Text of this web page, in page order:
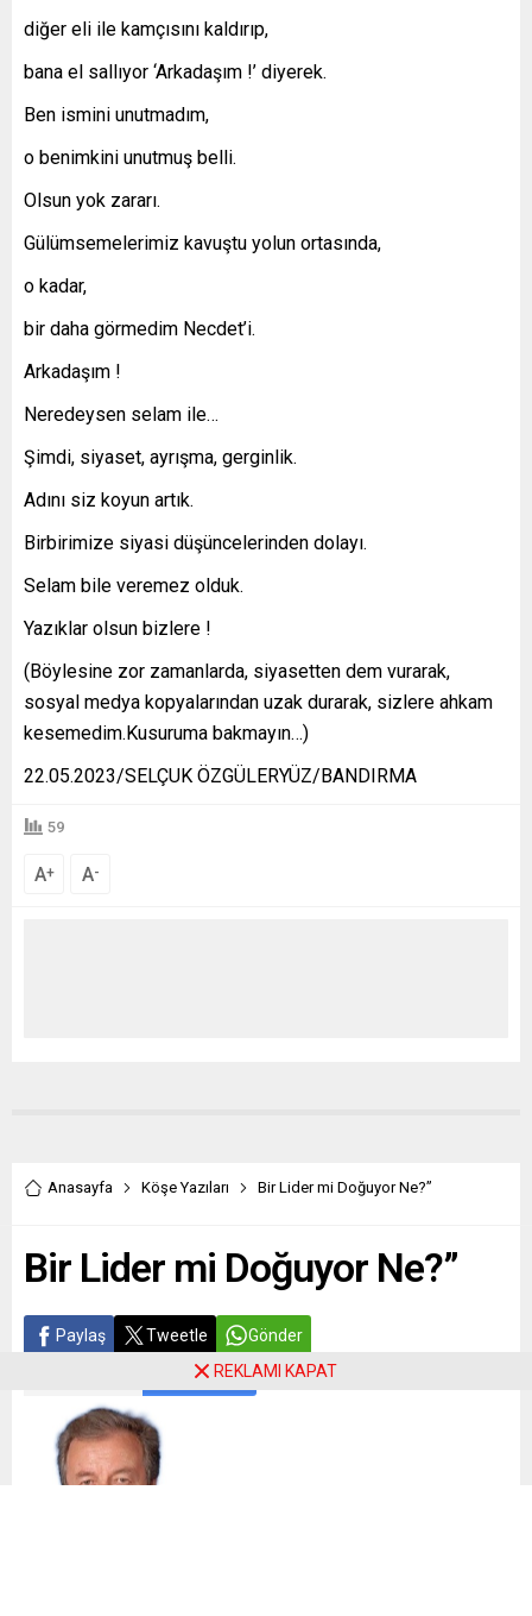
diğer eli ile kamçısını kaldırıp,
bana el sallıyor ‘Arkadaşım !’ diyerek.
Ben ismini unutmadım,
o benimkini unutmuş belli.
Olsun yok zararı.
Gülümsemelerimiz kavuştu yolun ortasında,
o kadar,
bir daha görmedim Necdet’i.
Arkadaşım !
Neredeysen selam ile…
Şimdi, siyaset, ayrışma, gerginlik.
Adını siz koyun artık.
Birbirimize siyasi düşüncelerinden dolayı.
Selam bile veremez olduk.
Yazıklar olsun bizlere !
(Böylesine zor zamanlarda, siyasetten dem vurarak,
sosyal medya kopyalarından uzak durarak, sizlere ahkam
kesemedim.Kusuruma bakmayın…)
22.05.2023/SELÇUK ÖZGÜLERYÜZ/BANDIRMA
59
A+ A-
Anasayfa Köşe Yazıları Bir Lider mi Doğuyor Ne?”
Bir Lider mi Doğuyor Ne?”
Paylaş Tweetle Gönder
ABONE OLREKLAMI KAPAT